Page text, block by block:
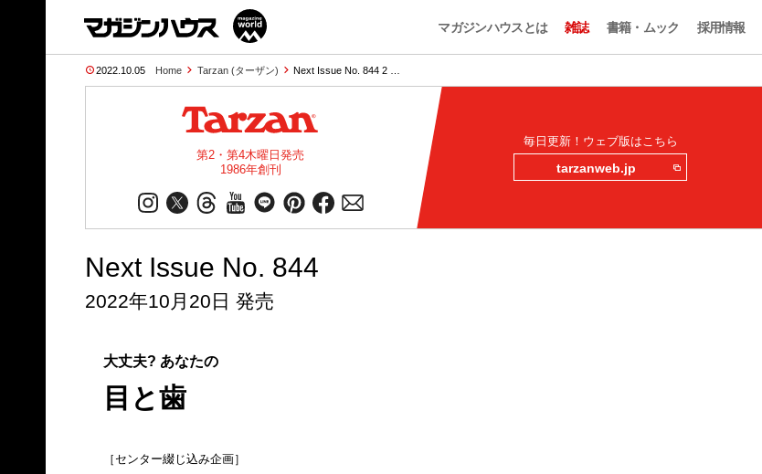
マガジンハウスとは 雑誌 書籍・ムック 採用情報
2022.10.05 Home Tarzan (ターザン) Next Issue No. 844 2 …
第2・第4木曜日発売
1986年創刊
毎日更新！ウェブ版はこちら
tarzanweb.jp
Next Issue No. 844
2022年10月20日 発売
大丈夫? あなたの
目と歯
［センター綴じ込み企画］